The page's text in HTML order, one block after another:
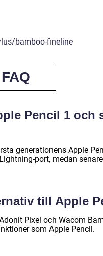
bamboo-fineline
FAQ
Pencil 1 och
generationens Apple
port, medan
till Apple
Pixel och Wacom
som Apple Pencil.